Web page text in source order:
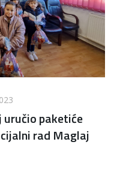
uručio paketiće
rad Maglaj